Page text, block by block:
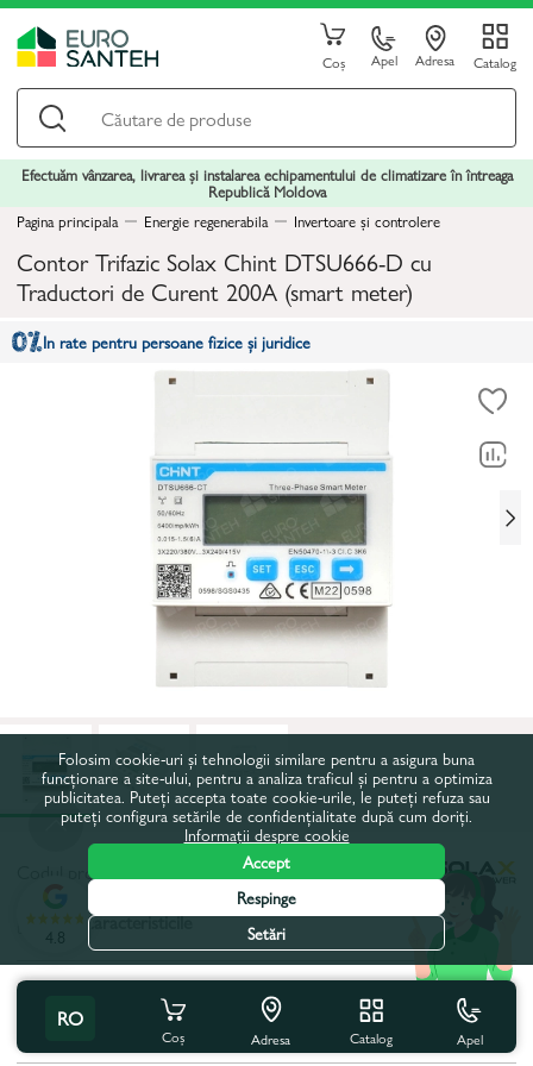
Coș Apel Adresa Catalog
Efectuăm vânzarea, livrarea și instalarea echipamentului de climatizare în întreaga
Republică Moldova
Pagina principala
Energie regenerabila Invertoare și controlere
Contor Trifazic Solax Chint DTSU666-D cu
Traductori de Curent 200A (smart meter)
In rate pentru persoane fizice și juridice
Codul produsului:
Toate caracteristicile
Specificațiile produsului
IP51
RO
Coș Adresa Catalog Apel
4.8
Folosim cookie-uri și tehnologii similare pentru a asigura buna
funcționare a site-ului, pentru a analiza traficul și pentru a optimiza
publicitatea. Puteți accepta toate cookie-urile, le puteți refuza sau
puteți configura setările de confidențialitate după cum doriți.
Informații despre cookie
Accept
Respinge
Setări